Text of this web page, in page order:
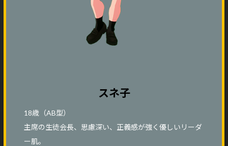
スネ子
18歳（AB型）
主席の生徒会長、思慮深い、正義感が強く優しいリーダ
ー肌。